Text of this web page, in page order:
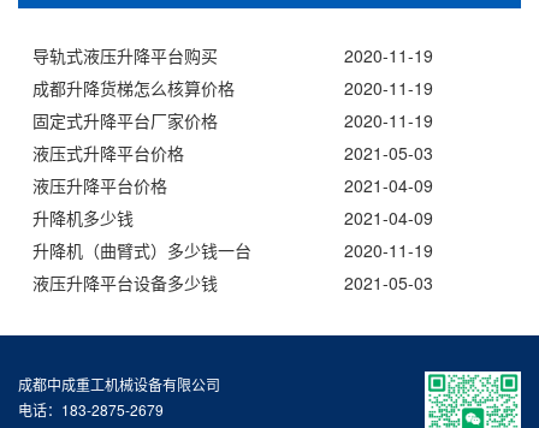
2020-11-19
导轨式液压升降平台购买
2020-11-19
成都升降货梯怎么核算价格
2020-11-19
固定式升降平台厂家价格
2021-05-03
液压式升降平台价格
2021-04-09
液压升降平台价格
2021-04-09
升降机多少钱
2020-11-19
升降机（曲臂式）多少钱一台
2021-05-03
液压升降平台设备多少钱
成都中成重工机械设备有限公司
电话：183-2875-2679